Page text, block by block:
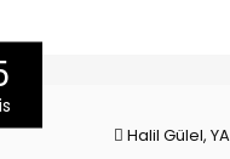
Halil Gülel,